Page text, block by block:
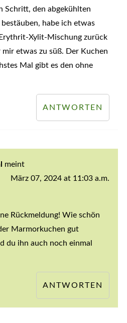
Schritt, den abgekühlten
habe ich etwas
Xylit-Mischung zurück
mir etwas zu süß. Der Kuchen
Mal gibt es den ohne
ANTWORTEN
meint
März 07, 2024 at 11:03 a.m.
Rückmeldung! Wie schön
Marmorkuchen gut
du ihn auch noch einmal
ANTWORTEN